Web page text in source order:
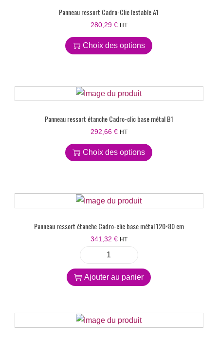
Panneau ressort Cadro-Clic lestable A1
280,29 € HT
Choix des options
Panneau ressort étanche Cadro-clic base métal B1
292,66 € HT
Choix des options
Panneau ressort étanche Cadro-clic base métal 120×80 cm
341,32 € HT
Ajouter au panier